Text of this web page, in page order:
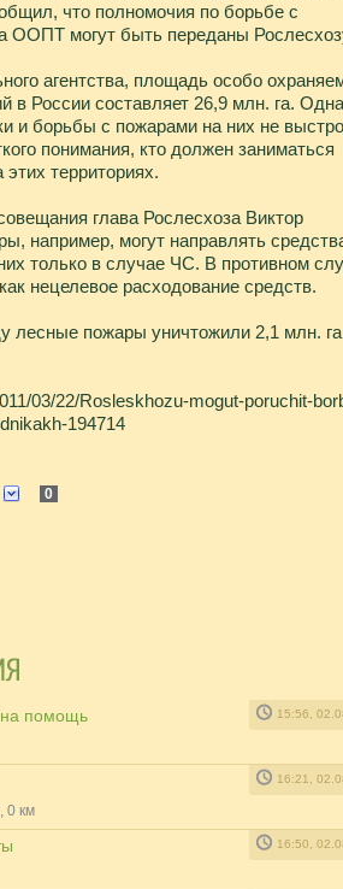
что полномочия по борьбе с
ООПТ могут быть переданы
агентства, площадь особо
в России составляет 26,9 млн. га.
и борьбы с пожарами на них не
понимания, кто должен заниматься
территориях.
глава Рослесхоза Виктор
например, могут направлять
только в случае ЧС. В противном
нецелевое расходование средств.
лесные пожары уничтожили 2,1 млн. га
03/22/Rosleskhozu-mogut-poruchit-
194714
0
помощь 15:56,
16:21,
0 км
16:50,